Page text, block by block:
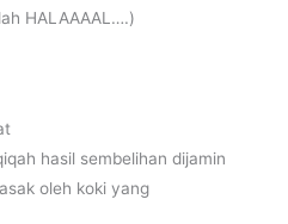
HALAAAAL….)
hasil sembelihan dijamin
oleh koki yang